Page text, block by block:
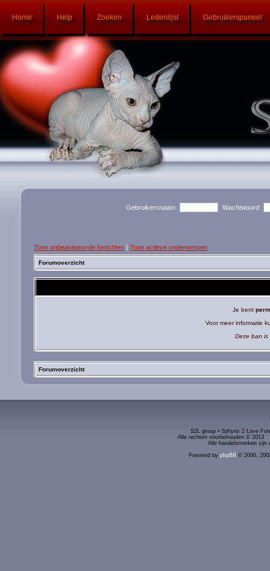
Home Help Zoeken Ledenlijst Gebruikerspaneel
Gebruikersnaam: Wachtwoord:
Toon onbeantwoorde berichten | Toon actieve onderwerpen
Forumoverzicht
Je bent
Voor meer informatie
Deze ban is
Forumoverzicht
S2L group • Sphynx 2 Love
Alle rechten voorbehouden ©
Alle handelsmerken zijn
Powered by phpBB© 2000,